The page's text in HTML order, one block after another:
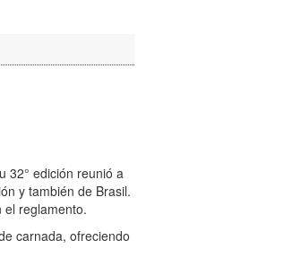
32° edición reunió a
y también de Brasil.
el reglamento.
carnada, ofreciendo